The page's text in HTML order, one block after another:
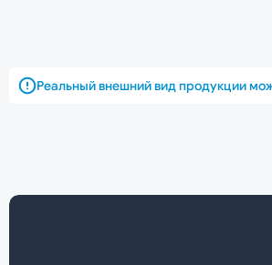
Реальный внешний вид продукции